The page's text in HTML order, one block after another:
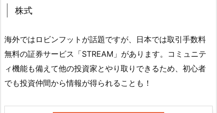
株式
海外ではロビンフットが話題ですが、日本では取引手数料
無料の証券サービス「STREAM」があります。コミュニテ
ィ機能も備えて他の投資家とやり取りできるため、初心者
でも投資仲間から情報が得られることも！